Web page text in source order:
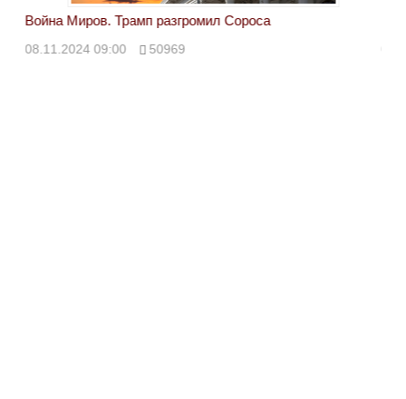
Война Миров. Трамп разгромил Сороса
08.11.2024 09:00 50969